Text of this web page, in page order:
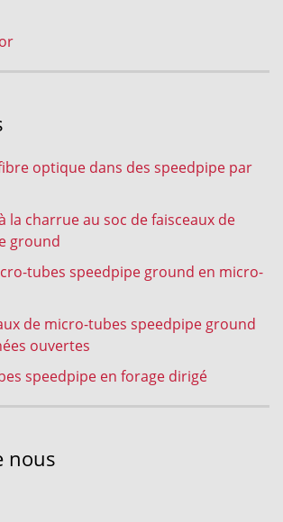
optique dans des speedpipe par
la charrue au soc de faisceaux de
ground
tubes speedpipe ground en micro-
de micro-tubes speedpipe ground
ouvertes
speedpipe en forage dirigé
nous